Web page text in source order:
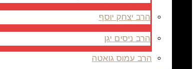
הרב יצחק יוסף
הרב ניסים יגן
הרב עמוס גואטה